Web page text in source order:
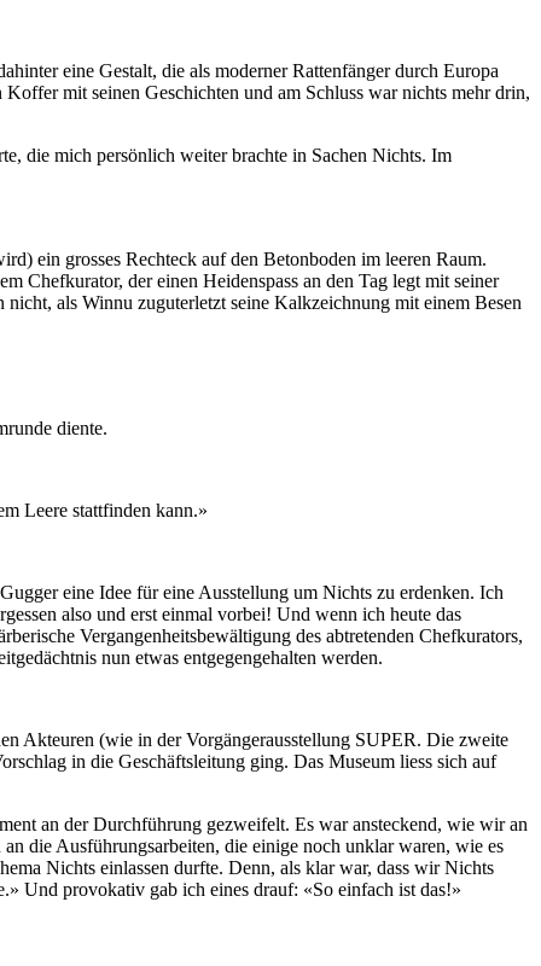
eine Gestalt, die als moderner Rattenfänger durch Europa
mit seinen Geschichten und am Schluss war nichts mehr drin,
die mich persönlich weiter brachte in Sachen Nichts. Im
ein grosses Rechteck auf den Betonboden im leeren Raum.
Chefkurator, der einen Heidenspass an den Tag legt mit seiner
als Winnu zuguterletzt seine Kalkzeichnung mit einem Besen
diente.
Leere stattfinden kann.»
eine Idee für eine Ausstellung um Nichts zu erdenken. Ich
also und erst einmal vorbei! Und wenn ich heute das
Vergangenheitsbewältigung des abtretenden Chefkurators,
nun etwas entgegengehalten werden.
Akteuren (wie in der Vorgängerausstellung SUPER. Die zweite
in die Geschäftsleitung ging. Das Museum liess sich auf
an der Durchführung gezweifelt. Es war ansteckend, wie wir an
die Ausführungsarbeiten, die einige noch unklar waren, wie es
Nichts einlassen durfte. Denn, als klar war, dass wir Nichts
Und provokativ gab ich eines drauf: «So einfach ist das!»